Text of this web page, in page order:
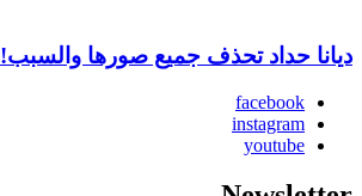
ديانا حداد تحذف جميع صورها والسبب!
facebook
instagram
youtube